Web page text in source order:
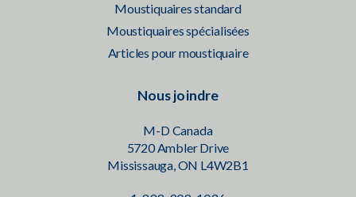
Moustiquaires standard
Moustiquaires spécialisées
Articles pour moustiquaire
Nous joindre
M-D Canada
5720 Ambler Drive
Mississauga, ON L4W2B1